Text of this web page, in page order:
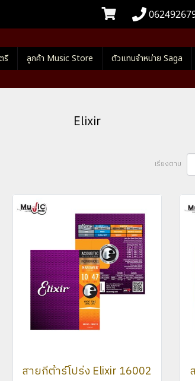
รี ลูกค้า Music Store ตัวแทนจำหน่าย Saga
Elixir
เรียงตาม
สายกีต้าร์โปร่ง Elixir 16002